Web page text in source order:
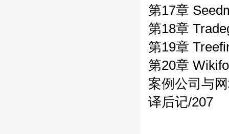
第17章
第18章
第19章
第20章
案例公司与
译后记/207